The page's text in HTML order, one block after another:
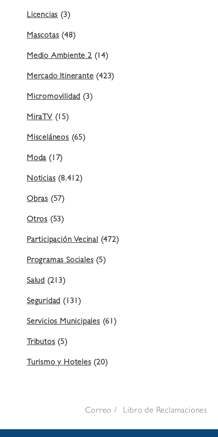
Licencias(3)
Mascotas(48)
Medio Ambiente 2(14)
Mercado Itinerante(423)
Micromovilidad(3)
MiraTV(15)
Misceláneos(65)
Moda(17)
Noticias(8.412)
Obras (57)
Otros (53)
Participación Vecinal(472)
Programas Sociales(5)
Salud (213)
Seguridad(131)
Servicios Municipales(61)
Tributos(5)
Turismo y Hoteles(20)
Correo Libro de Reclamaciones